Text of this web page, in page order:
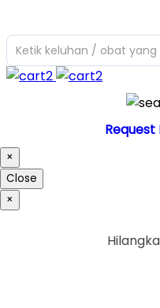
Ketik keluhan / obat yang
Request
×
Close
×